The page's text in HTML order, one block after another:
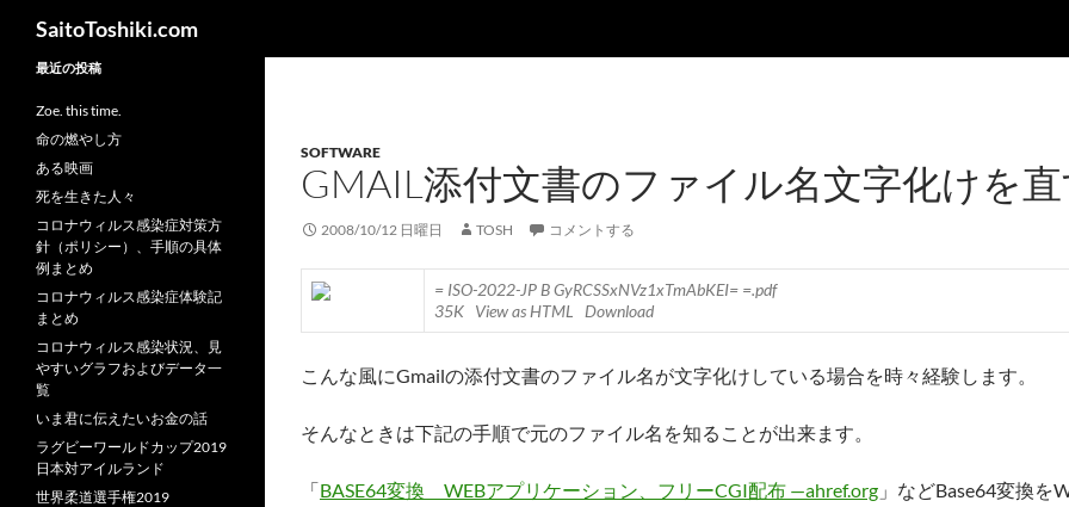
SaitoToshiki.com
SOFTWARE
GMAIL添付文書のファイル名文字化けを
2008/10/12 日曜日 TOSH コメントする
= ISO-2022-JP B GyRCSSxNVz1xTmAbKEI= =.pdf
35K View as HTML Download
こんな風にGmailの添付文書のファイル名が文字化けしている場合を時々経験します。
そんなときは下記の手順で元のファイル名を知ることが出来ます。
「BASE64変換 WEBアプリケーション、フリーCGI配布 —ahref.org 」などBase64変換を
最近の投稿
Zoe. this time.
命の燃やし方
ある映画
死を生きた人々
コロナウィルス感染症対策方
針（ポリシー）、手順の具体
例まとめ
コロナウィルス感染症体験記
まとめ
コロナウィルス感染状況、見
やすいグラフおよびデータ一
覧
いま君に伝えたいお金の話
ラグビーワールドカップ2019
日本対アイルランド
世界柔道選手権2019